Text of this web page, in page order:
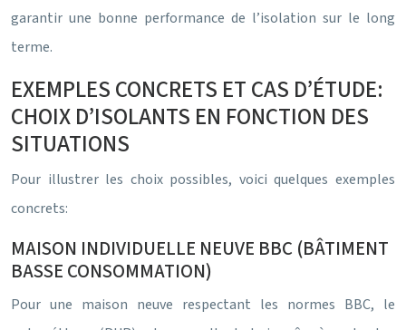
garantir une bonne performance de l’isolation sur le long
terme.
EXEMPLES CONCRETS ET CAS D’ÉTUDE:
CHOIX D’ISOLANTS EN FONCTION DES
SITUATIONS
Pour illustrer les choix possibles, voici quelques exemples
concrets:
MAISON INDIVIDUELLE NEUVE BBC (BÂTIMENT
BASSE CONSOMMATION)
Pour une maison neuve respectant les normes BBC, le